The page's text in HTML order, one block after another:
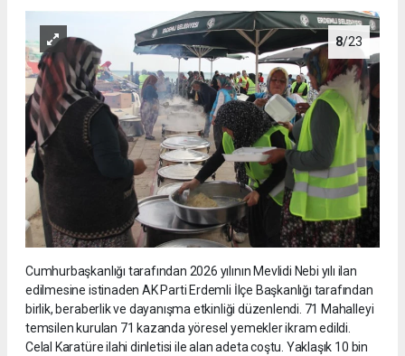
8/23
Cumhurbaşkanlığı tarafından 2026 yılının Mevlidi Nebi yılı ilan
edilmesine istinaden AK Parti Erdemli İlçe Başkanlığı tarafından
birlik, beraberlik ve dayanışma etkinliği düzenlendi. 71 Mahalleyi
temsilen kurulan 71 kazanda yöresel yemekler ikram edildi.
Celal Karatüre ilahi dinletisi ile alan adeta coştu. Yaklaşık 10 bin